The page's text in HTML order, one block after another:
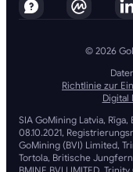
© 2026
Richtlinie zur
Digital
SIA GoMining Latvia,
08.10.2021,
GoMining (BVI) Limited,
Tortola, Britische